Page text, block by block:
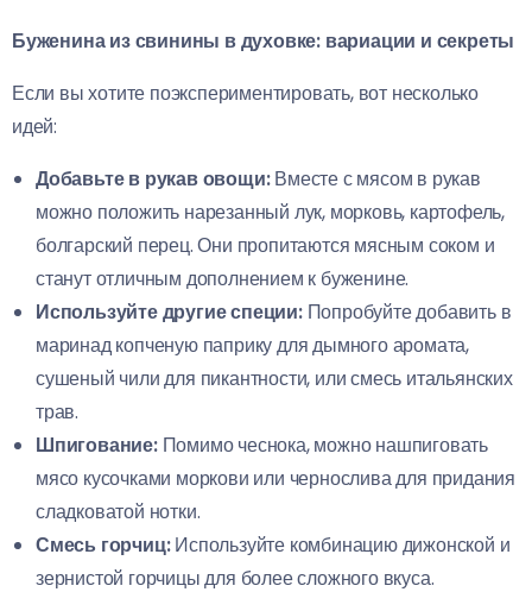
Буженина из свинины в духовке: вариации и секреты
Если вы хотите поэкспериментировать, вот несколько
идей:
Добавьте в рукав овощи:Вместе с мясом в рукав
можно положить нарезанный лук, морковь, картофель,
болгарский перец. Они пропитаются мясным соком и
станут отличным дополнением к буженине.
Используйте другие специи:Попробуйте добавить в
маринад копченую паприку для дымного аромата,
сушеный чили для пикантности, или смесь итальянских
трав.
Шпигование:Помимо чеснока, можно нашпиговать
мясо кусочками моркови или чернослива для придания
сладковатой нотки.
Смесь горчиц:Используйте комбинацию дижонской и
зернистой горчицы для более сложного вкуса.